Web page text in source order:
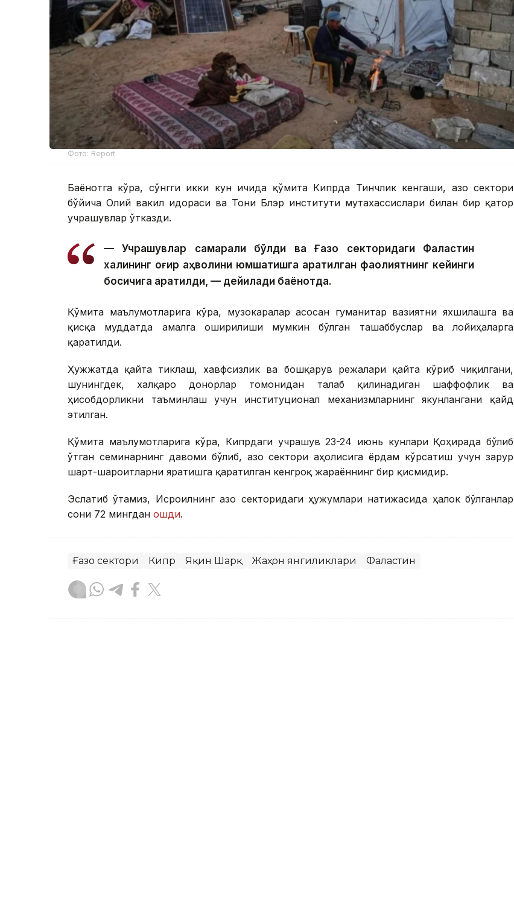
Фото: Report
Баёнотга кўра, сўнгги икки кун ичида қўмита Кипрда Тинчлик кенгаши, Ғазо сектори
бўйича Олий вакил идораси ва Тони Блэр институти мутахассислари билан бир қатор
учрашувлар ўтказди.
— Учрашувлар самарали бўлди ва Ғазо секторидаги Фаластин
халқининг оғир аҳволини юмшатишга қаратилган фаолиятнинг кейинги
босқичига қаратилди, — дейилади баёнотда.
Қўмита маълумотларига кўра, музокаралар асосан гуманитар вазиятни яхшилашга ва
қисқа муддатда амалга оширилиши мумкин бўлган ташаббуслар ва лойиҳаларга
қаратилди.
Ҳужжатда қайта тиклаш, хавфсизлик ва бошқарув режалари қайта кўриб чиқилгани,
шунингдек, халқаро донорлар томонидан талаб қилинадиган шаффофлик ва
ҳисобдорликни таъминлаш учун институционал механизмларнинг якунлангани қайд
этилган.
Қўмита маълумотларига кўра, Кипрдаги учрашув 23-24 июнь кунлари Қоҳирада бўлиб
ўтган семинарнинг давоми бўлиб, Ғазо сектори аҳолисига ёрдам кўрсатиш учун зарур
шарт-шароитларни яратишга қаратилган кенгроқ жараённинг бир қисмидир.
Эслатиб ўтамиз, Исроилнинг Ғазо секторидаги ҳужумлари натижасида ҳалок бўлганлар
сони 72 мингдан ошди.
Ғазо сектори Кипр Яқин Шарқ Жаҳон янгиликлари Фаластин